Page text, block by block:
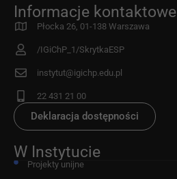
Informacje kontaktowe
Płocka 26, 01-138 Warszawa
/IGiChP_1/SkrytkaESP
instytut@igichp.edu.pl
22 431 21 00
Deklaracja dostępności
W Instytucie
Projekty unijne